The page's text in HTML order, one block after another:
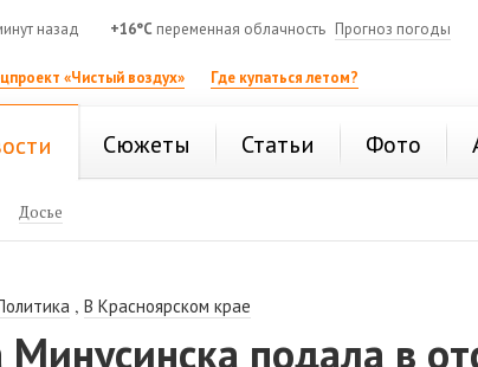
назад +16°C переменная облачность Прогноз погоды
«Чистый воздух» Где купаться летом?
Сюжеты Статьи Фото
Досье
,В Красноярском крае
Минусинска подала в